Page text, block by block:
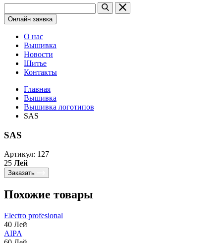
Онлайн заявка
О нас
Вышивка
Новости
Шитье
Контакты
Главная
Вышивка
Вышивка логотипов
SAS
SAS
Артикул: 127
25 Лей
Заказать
Похожие товары
Electro profesional
40 Лей
AIPA